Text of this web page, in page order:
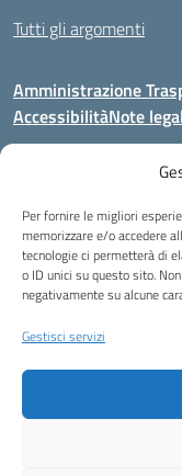
Per fornire le migliori
memorizzare e/o accedere
tecnologie ci permetterà di
o ID unici su questo sito.
negativamente su alcune
Gestisci servizi
Tutti gli argomenti
Amministrazione
AccessibilitàNote
Centralino:0828 955033
Posta elettronica
Codice fiscale:
Codice Indice delle
Eccetto dove
sotto Licenza Creative